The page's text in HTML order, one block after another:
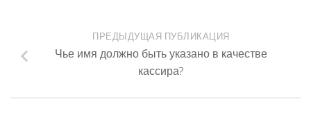
ПРЕДЫДУЩАЯ ПУБЛИКАЦИЯ
Чье имя должно быть указано в качестве
кассира?